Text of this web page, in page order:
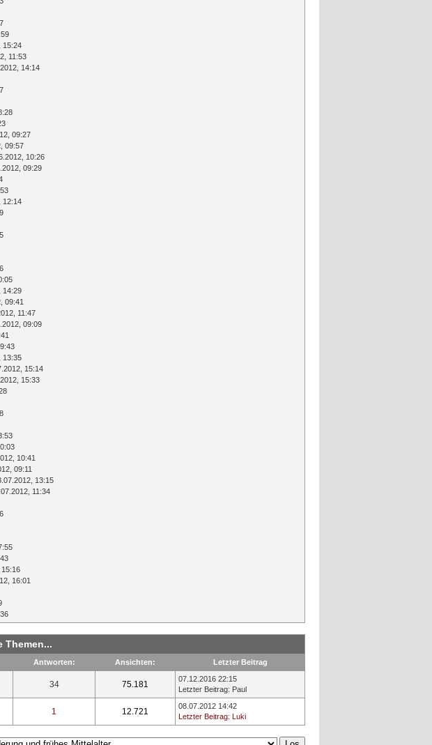
15:24
11:53
14:14
09:27
09:57
10:26
09:29
12:14
14:29
09:41
11:47
09:09
13:35
15:14
15:33
10:41
09:11
13:15
11:34
16:01
Themen...
Antworten: Ansichten: Letzter Beitrag
34 75.181
07.12.2016 22:15
Letzter Beitrag: Paul
1 12.721
08.07.2012 14:42
Letzter Beitrag: Luki